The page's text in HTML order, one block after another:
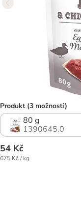
Produkt (3 možností)
80 g
1390645.0
54 Kč
675 Kč / kg